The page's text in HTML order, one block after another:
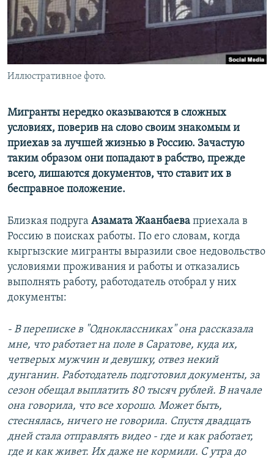
Иллюстративное фото.
Мигранты нередко оказываются в сложных
условиях, поверив на слово своим знакомым и
приехав за лучшей жизнью в Россию. Зачастую
таким образом они попадают в рабство, прежде
всего, лишаются документов, что ставит их в
бесправное положение.
Близкая подруга Азамата Жаанбаева приехала в
Россию в поисках работы. По его словам, когда
кыргызские мигранты выразили свое недовольство
условиями проживания и работы и отказались
выполнять работу, работодатель отобрал у них
документы:
- В переписке в "Одноклассниках" она рассказала
мне, что работает на поле в Саратове, куда их,
четверых мужчин и девушку, отвез некий
дунганин. Работодатель подготовил документы, за
сезон обещал выплатить 80 тысяч рублей. В начале
она говорила, что все хорошо. Может быть,
стеснялась, ничего не говорила. Спустя двадцать
дней стала отправлять видео - где и как работает,
где и как живет. Их даже не кормили. С утра до